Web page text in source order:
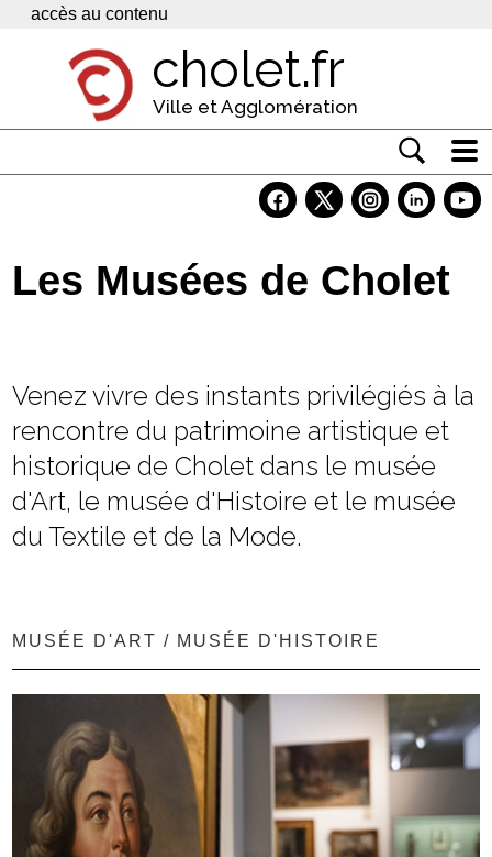
Panneau de gestion des cookies
accès au contenu
cholet.fr
Ville et Agglomération
Economie
Les Musées de Cholet
Venez vivre des instants privilégiés à la
rencontre du patrimoine artistique et
historique de Cholet dans le musée
d'Art, le musée d'Histoire et le musée
du Textile et de la Mode.
MUSÉE D'ART / MUSÉE D'HISTOIRE